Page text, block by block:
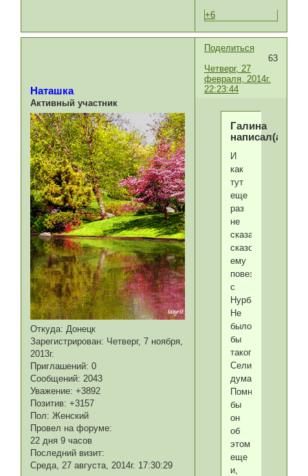
+6
Поделиться
63
Четверг, 27
февраля, 2014г.
22:23:44
Наташка
Активный участник
Откуда: Донецк
Зарегистрирован: Четверг, 7 ноября,
2013г.
Приглашений: 0
Сообщений: 2043
Уважение: +3892
Позитив: +3157
Пол: Женский
Провел на форуме:
22 дня 9 часов
Последний визит:
Среда, 27 августа, 2014г. 17:30:29
Галина
написал(а):
И
как
тут
еще
раз
не
сказать,
сказочно
ему
повезло
с
Нурбану!
Не
было
бы
такого
Селима,
думаю.
Помнил
бы
он
об
этом
еще
и,